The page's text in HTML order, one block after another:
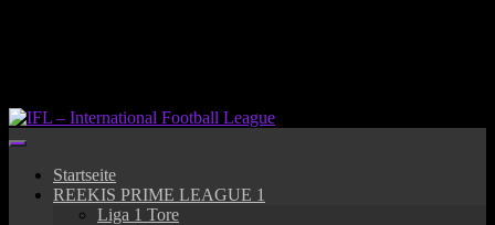
Startseite
REEKIS PRIME LEAGUE 1
Liga 1 Tore